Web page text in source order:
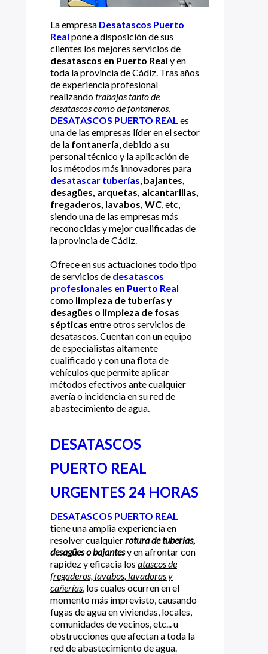
La empresa Desatascos Puerto
Real pone a disposición de sus
clientes los mejores servicios de
desatascos en Puerto Real y en
toda la provincia de Cádiz. Tras años
de experiencia profesional
realizandotrabajos tanto de
desatascos como de fontaneros
DESATASCOS PUERTO REAL es
una de las empresas líder en el sector
de la fontanería , debido a su
personal técnico y la aplicación de
los métodos más innovadores para
desatascar tuberías bajantes,
desagües, arquetas, alcantarillas,
fregaderos, lavabos, WC , etc,
siendo una de las empresas más
reconocidas y mejor cualificadas de
la provincia de Cádiz.
Ofrece en sus actuaciones todo tipo
de servicios de desatascos
profesionales en Puerto Real
como limpieza de tuberías y
desagües o limpieza de fosas
sépticas entre otros servicios de
desatascos. Cuentan con un equipo
de especialistas altamente
cualificado y con una flota de
vehículos que permite aplicar
métodos efectivos ante cualquier
avería o incidencia en su red de
abastecimiento de agua.
DESATASCOS
PUERTO REAL
URGENTES 24 HORAS
DESATASCOS PUERTO REAL
tiene una amplia experiencia en
resolver cualquierrotura de tuberías,
desagües o bajantesy en afrontar con
rapidez y eficacia los atascos de
fregaderos, lavabos, lavadoras y
cañerías , los cuales ocurren en el
momento más imprevisto, causando
fugas de agua en viviendas, locales,
comunidades de vecinos, etc... u
obstrucciones que afectan a toda la
red de abastecimiento de agua.